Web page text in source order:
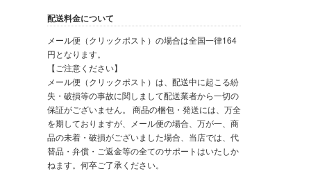
配送料金について
メール便（クリックポスト）の場合は全国一律164
円となります。
【ご注意ください】
メール便（クリックポスト）は、配送中に起こる紛
失・破損等の事故に関しまして配送業者から一切の
保証がございません。 商品の梱包・発送には、万全
を期しておりますが、メール便の場合、万が一、商
品の未着・破損がございました場合、当店では、代
替品・弁償・ご返金等の全てのサポートはいたしか
ねます。何卒ご了承ください。